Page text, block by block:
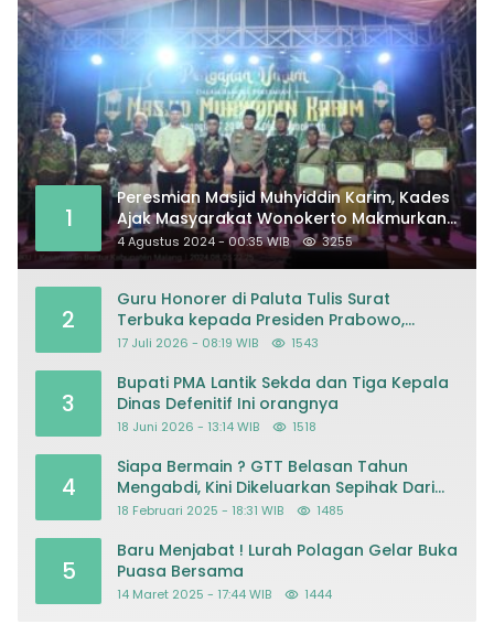
1
Peresmian Masjid Muhyiddin Karim, Kades
Ajak Masyarakat Wonokerto Makmurkan
Masjid
4 Agustus 2024 - 00:35 WIB 3255
2
Guru Honorer di Paluta Tulis Surat
Terbuka kepada Presiden Prabowo,
Mohon Keadilan atas Dugaan
17 Juli 2026 - 08:19 WIB 1543
3
Bupati PMA Lantik Sekda dan Tiga Kepala
Dinas Defenitif Ini orangnya
18 Juni 2026 - 13:14 WIB 1518
4
Siapa Bermain ? GTT Belasan Tahun
Mengabdi, Kini Dikeluarkan Sepihak Dari
Dapodik
18 Februari 2025 - 18:31 WIB 1485
5
Baru Menjabat ! Lurah Polagan Gelar Buka
Puasa Bersama
14 Maret 2025 - 17:44 WIB 1444